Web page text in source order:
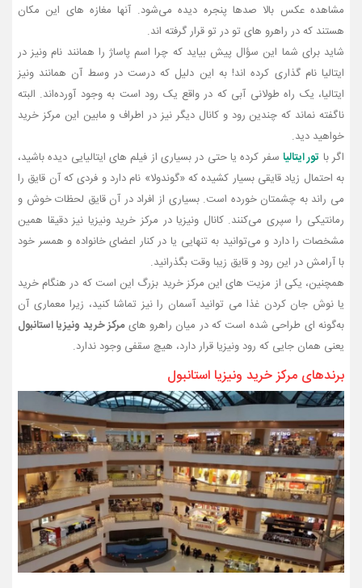
مشاهده عکس بالا صدها پنجره دیده می‌شود. آنها مغازه‌ های این مکان
هستند که در راهرو های تو در تو قرار گرفته‌ اند.
شاید برای شما این سؤال پیش بیاید که چرا اسم پاساژ را همانند نام ونیز در
ایتالیا نام‌ گذاری کرده‌ اند! به این دلیل که درست در وسط آن همانند ونیز
ایتالیا، یک راه طولانی آبی که در واقع یک رود است به وجود آورده‌اند. البته
ناگفته نماند که چندین رود و کانال دیگر نیز در اطراف و مابین این مرکز خرید
خواهید دید.
اگر با تور ایتالیا سفر کرده یا حتی در بسیاری از فیلم‌ های ایتالیایی دیده باشید،
به ‌احتمال زیاد قایقی بسیار کشیده که «گوندولا» نام دارد و فردی که آن قایق را
می‌ راند به چشمتان خورده است. بسیاری از افراد در آن قایق لحظات خوش و
رمانتیکی را سپری می‌کنند. کانال ونیزیا در مرکز خرید ونیزیا نیز دقیقا همین
مشخصات را دارد و می‌توانید به تنهایی یا در کنار اعضای خانواده و همسر خود
با آرامش در این رود و قایق زیبا وقت بگذرانید.
همچنین، یکی از مزیت‌ های این مرکز خرید بزرگ این است که در هنگام خرید
یا نوش‌ جان کردن غذا می‌ توانید آسمان را نیز تماشا کنید، زیرا معماری آن
به‌گونه‌ ای طراحی شده است که در میان راهرو هایمرکز خرید ونیزیا استانبول
یعنی همان جایی که رود ونیزیا قرار دارد، هیچ سقفی وجود ندارد.
برندهای مرکز خرید ونیزیا استانبول